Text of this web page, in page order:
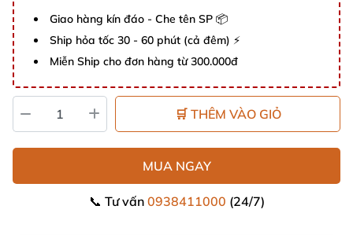
Giao hàng kín đáo - Che tên SP 📦
Ship hỏa tốc 30 - 60 phút (cả đêm) ⚡
Miễn Ship cho đơn hàng từ 300.000đ
🛒 THÊM VÀO GIỎ
MUA NGAY
📞 Tư vấn 0938411000 (24/7)